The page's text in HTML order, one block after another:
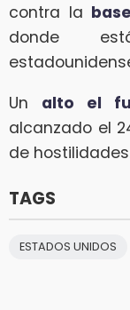
contra la
donde
Un alto el
alcanzado el
de
TAGS
ESTADOS UNIDOS